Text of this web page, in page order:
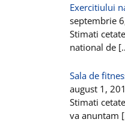
Exercitiului
septembrie
Stimati
national de
Sala de
august 1,
Stimati
va anuntam